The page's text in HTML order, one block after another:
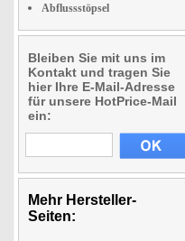
Abflussstöpsel
Bleiben Sie mit uns im
Kontakt und tragen Sie
hier Ihre E-Mail-Adresse
für unsere HotPrice-Mail
ein:
Mehr Hersteller-
Seiten: